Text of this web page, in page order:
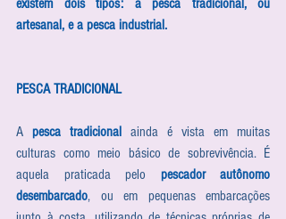
existem dois tipos: a pesca tradicional, ou
artesanal, e a pesca industrial.
PESCA TRADICIONAL
A pesca tradicional ainda é vista em muitas
culturas como meio básico de sobrevivência. É
aquela praticada pelo pescador autônomo
desembarcado, ou em pequenas embarcações